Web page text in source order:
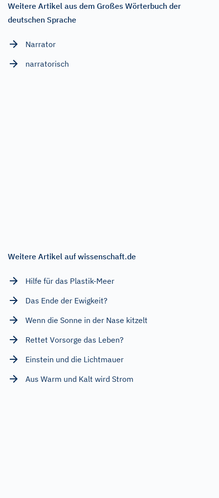
Weitere Artikel aus dem Großes Wörterbuch der
deutschen Sprache
Narrator
narratorisch
Weitere Artikel auf wissenschaft.de
Hilfe für das Plastik-Meer
Das Ende der Ewigkeit?
Wenn die Sonne in der Nase kitzelt
Rettet Vorsorge das Leben?
Einstein und die Lichtmauer
Aus Warm und Kalt wird Strom